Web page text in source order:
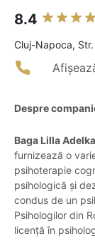
8.4
Cluj-Napoca,
Despre
Baga Lilla
furnizează o
psihoterapie
psihologică și
condus de un
Psihologilor din
licență în